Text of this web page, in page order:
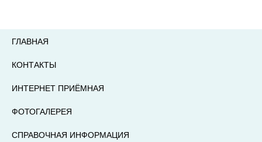
ГЛАВНАЯ
КОНТАКТЫ
ИНТЕРНЕТ ПРИЁМНАЯ
ФОТОГАЛЕРЕЯ
СПРАВОЧНАЯ ИНФОРМАЦИЯ